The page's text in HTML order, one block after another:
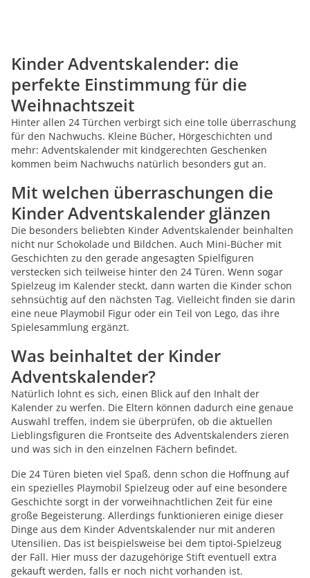
Kinder Adventskalender: die
perfekte Einstimmung für die
Weihnachtszeit
Hinter allen 24 Türchen verbirgt sich eine tolle überraschung
für den Nachwuchs. Kleine Bücher, Hörgeschichten und
mehr: Adventskalender mit kindgerechten Geschenken
kommen beim Nachwuchs natürlich besonders gut an.
Mit welchen überraschungen die
Kinder Adventskalender glänzen
Die besonders beliebten Kinder Adventskalender beinhalten
nicht nur Schokolade und Bildchen. Auch Mini-Bücher mit
Geschichten zu den gerade angesagten Spielfiguren
verstecken sich teilweise hinter den 24 Türen. Wenn sogar
Spielzeug im Kalender steckt, dann warten die Kinder schon
sehnsüchtig auf den nächsten Tag. Vielleicht finden sie darin
eine neue Playmobil Figur oder ein Teil von Lego, das ihre
Spielesammlung ergänzt.
Was beinhaltet der Kinder
Adventskalender?
Natürlich lohnt es sich, einen Blick auf den Inhalt der
Kalender zu werfen. Die Eltern können dadurch eine genaue
Auswahl treffen, indem sie überprüfen, ob die aktuellen
Lieblingsfiguren die Frontseite des Adventskalenders zieren
und was sich in den einzelnen Fächern befindet.
Die 24 Türen bieten viel Spaß, denn schon die Hoffnung auf
ein spezielles Playmobil Spielzeug oder auf eine besondere
Geschichte sorgt in der vorweihnachtlichen Zeit für eine
große Begeisterung. Allerdings funktionieren einige dieser
Dinge aus dem Kinder Adventskalender nur mit anderen
Utensilien. Das ist beispielsweise bei dem tiptoi-Spielzeug
der Fall. Hier muss der dazugehörige Stift eventuell extra
gekauft werden, falls er noch nicht vorhanden ist.